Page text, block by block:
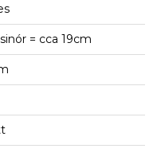
= cca 19cm